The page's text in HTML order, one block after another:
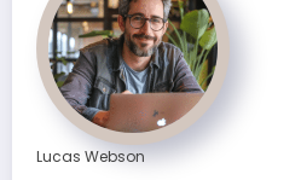
Lucas Webson